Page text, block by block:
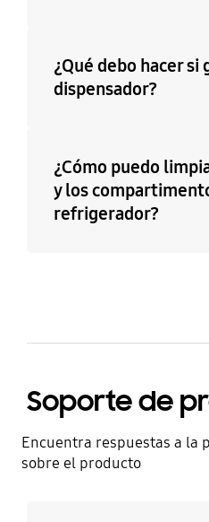
¿Qué debo hacer si
dispensador?
¿Cómo puedo
y los
refrigerador?
Soporte de
Encuentra respuestas a la
sobre el producto